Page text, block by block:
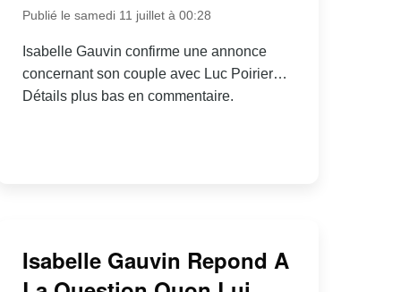
Publié le samedi 11 juillet à 00:28
Isabelle Gauvin confirme une annonce
concernant son couple avec Luc Poirier…
Détails plus bas en commentaire.
Isabelle Gauvin Repond A